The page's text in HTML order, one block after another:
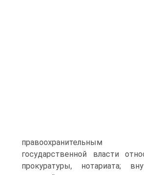
государственной власти
прокуратуры, нотариата;